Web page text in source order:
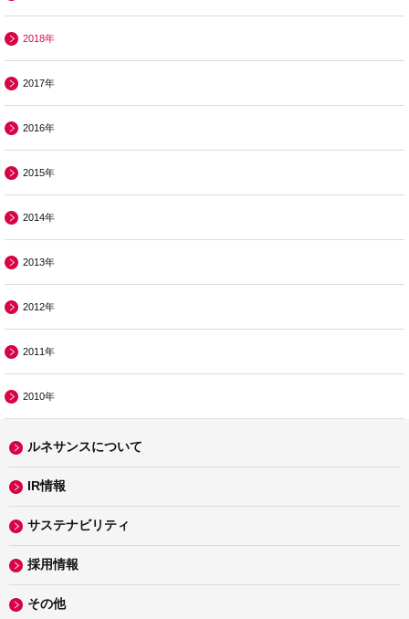
2018年
2017年
2016年
2015年
2014年
2013年
2012年
2011年
2010年
ルネサンスについて
IR情報
サステナビリティ
採用情報
その他